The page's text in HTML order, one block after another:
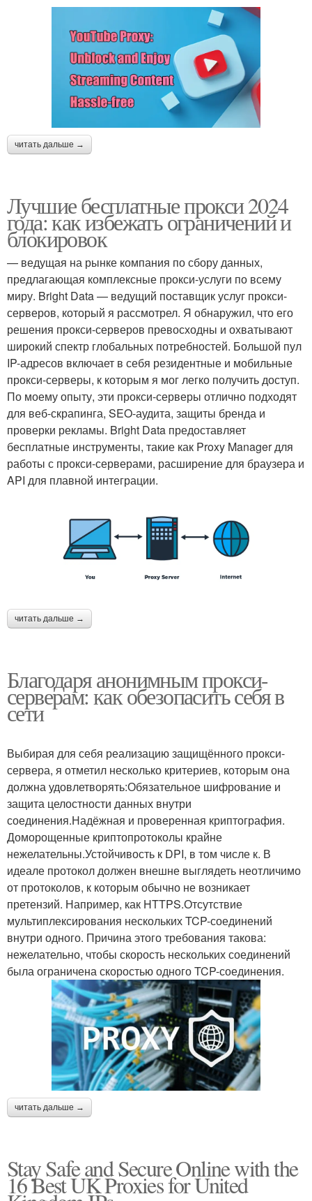
читать дальше →
Лучшие бесплатные прокси 2024
года: как избежать ограничений и
блокировок
— ведущая на рынке компания по сбору данных,
предлагающая комплексные прокси-услуги по всему
миру. Bright Data — ведущий поставщик услуг прокси-
серверов, который я рассмотрел. Я обнаружил, что его
решения прокси-серверов превосходны и охватывают
широкий спектр глобальных потребностей. Большой пул
IP-адресов включает в себя резидентные и мобильные
прокси-серверы, к которым я мог легко получить доступ.
По моему опыту, эти прокси-серверы отлично подходят
для веб-скрапинга, SEO-аудита, защиты бренда и
проверки рекламы. Bright Data предоставляет
бесплатные инструменты, такие как Proxy Manager для
работы с прокси-серверами, расширение для браузера и
API для плавной интеграции.
читать дальше →
Благодаря анонимным прокси-
серверам: как обезопасить себя в
сети
Выбирая для себя реализацию защищённого прокси-
сервера, я отметил несколько критериев, которым она
должна удовлетворять:Обязательное шифрование и
защита целостности данных внутри
соединения.Надёжная и проверенная криптография.
Доморощенные криптопротоколы крайне
нежелательны.Устойчивость к DPI, в том числе к. В
идеале протокол должен внешне выглядеть неотличимо
от протоколов, к которым обычно не возникает
претензий. Например, как HTTPS.Отсутствие
мультиплексирования нескольких TCP-соединений
внутри одного. Причина этого требования такова:
нежелательно, чтобы скорость нескольких соединений
была ограничена скоростью одного TCP-соединения.
читать дальше →
Stay Safe and Secure Online with the
16 Best UK Proxies for United